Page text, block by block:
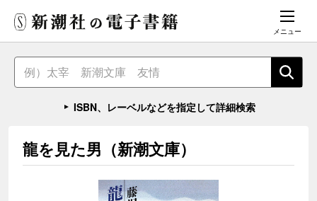
メニュー
ISBN、レーベルなどを指定して詳細検索
龍を見た男（新潮文庫）